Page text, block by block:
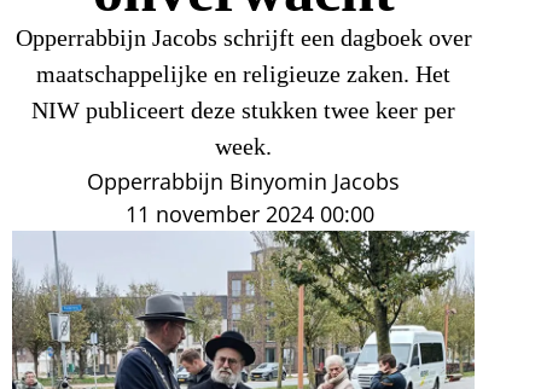
Opperrabbijn Jacobs schrijft een dagboek over
maatschappelijke en religieuze zaken. Het
NIW publiceert deze stukken twee keer per
week.
Opperrabbijn Binyomin Jacobs
11 november 2024 00:00